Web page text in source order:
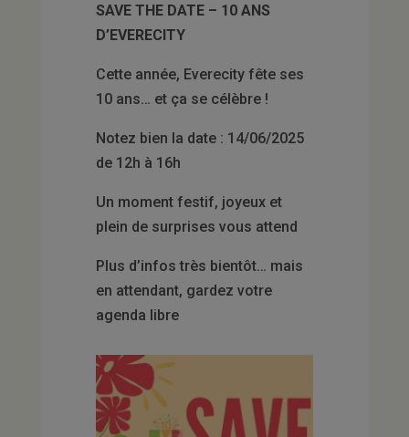
SAVE THE DATE – 10 ANS
D’EVERECITY
Cette année, Everecity fête ses
10 ans… et ça se célèbre !
Notez bien la date : 14/06/2025
de 12h à 16h
Un moment festif, joyeux et
plein de surprises vous attend
Plus d’infos très bientôt… mais
en attendant, gardez votre
agenda libre